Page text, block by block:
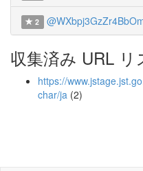
2
収集済み URL リ
https://
char/ja (2)